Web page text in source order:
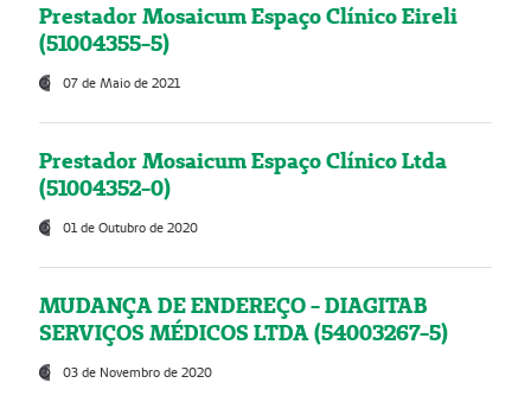
Prestador Mosaicum Espaço Clínico Eireli
(51004355-5)
07 de Maio de 2021
Prestador Mosaicum Espaço Clínico Ltda
(51004352-0)
01 de Outubro de 2020
MUDANÇA DE ENDEREÇO - DIAGITAB
SERVIÇOS MÉDICOS LTDA (54003267-5)
03 de Novembro de 2020